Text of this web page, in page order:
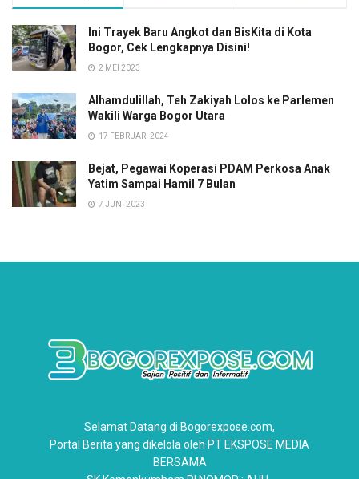
Ini Trayek Baru Angkot dan BisKita di Kota
Bogor, Cek Lengkapnya Disini!
2 MEI 2023
Alhamdulillah, Teh Zakiyah Lolos ke Parlemen
Wakili Warga Bogor Utara
17 FEBRUARI 2024
Bejat, Pegawai Koperasi PDAM Perkosa Anak
Yatim Sampai Hamil 7 Bulan
7 JUNI 2023
Selamat Datang di Bogorexpose.com,
Portal Berita yang dikelola oleh PT EKSPOSE MEDIA
BERSAMA